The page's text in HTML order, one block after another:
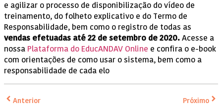
e agilizar o processo de disponibilização do vídeo de
treinamento, do folheto explicativo e do Termo de
Responsabilidade, bem como o registro de todas as
vendas efetuadas até 22 de setembro de 2020. Acesse a
nossa Plataforma do EducANDAV Online e confira o e-book
com orientações de como usar o sistema, bem como a
responsabilidade de cada elo
Anterior Próximo